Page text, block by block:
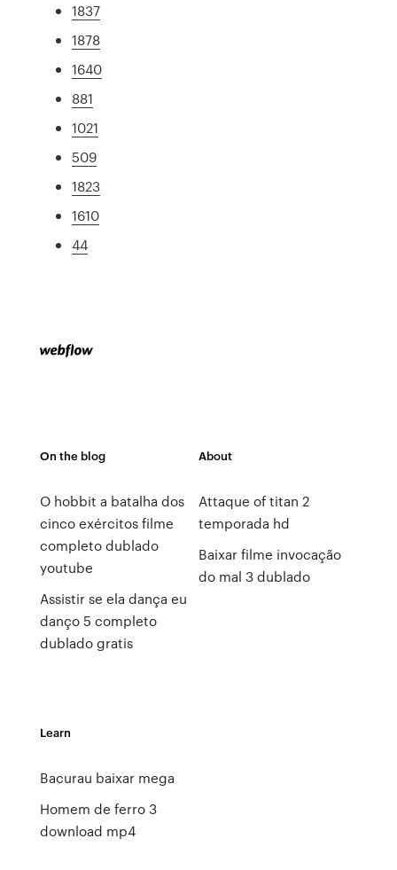
1837
1878
1640
881
1021
509
1823
1610
44
On the blog
O hobbit a batalha dos
cinco exércitos filme
completo dublado
youtube
Assistir se ela dança eu
danço 5 completo
dublado gratis
About
Attaque of titan 2
temporada hd
Baixar filme invocação
do mal 3 dublado
Learn
Bacurau baixar mega
Homem de ferro 3
download mp4